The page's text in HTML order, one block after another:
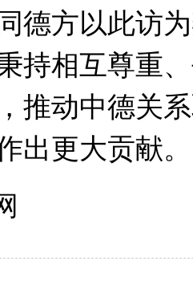
德方以此访
持相互尊重
推动中德关
出更大贡献。